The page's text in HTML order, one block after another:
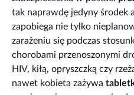
tak naprawdę jedyny środek
zapobiega nie tylko
zarażeniu się podczas
chorobami przenoszonymi
HIV, kiłą, opryszczką czy
nawet kobieta zażywa